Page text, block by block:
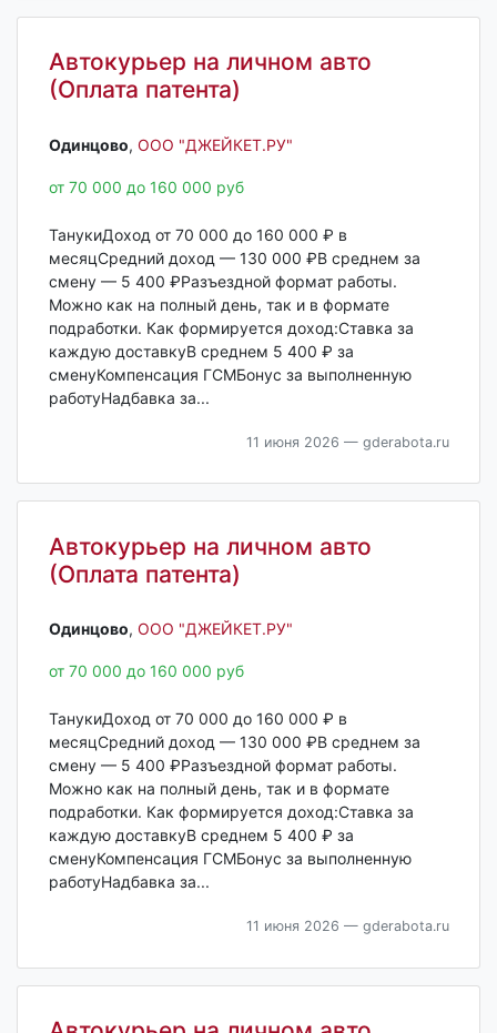
Автокурьер на личном авто
(Оплата патента)
Одинцово‎, ООО "ДЖЕЙКЕТ.РУ"
от 70 000 до 160 000 руб
ТанукиДоход от 70 000 до 160 000 ₽ в
месяцСредний доход — 130 000 ₽В среднем за
смену — 5 400 ₽Разъездной формат работы.
Можно как на полный день, так и в формате
подработки. Как формируется доход:Ставка за
каждую доставкуВ среднем 5 400 ₽ за
сменуКомпенсация ГСМБонус за выполненную
работуНадбавка за...
11 июня 2026 — gderabota.ru
Автокурьер на личном авто
(Оплата патента)
Одинцово‎, ООО "ДЖЕЙКЕТ.РУ"
от 70 000 до 160 000 руб
ТанукиДоход от 70 000 до 160 000 ₽ в
месяцСредний доход — 130 000 ₽В среднем за
смену — 5 400 ₽Разъездной формат работы.
Можно как на полный день, так и в формате
подработки. Как формируется доход:Ставка за
каждую доставкуВ среднем 5 400 ₽ за
сменуКомпенсация ГСМБонус за выполненную
работуНадбавка за...
11 июня 2026 — gderabota.ru